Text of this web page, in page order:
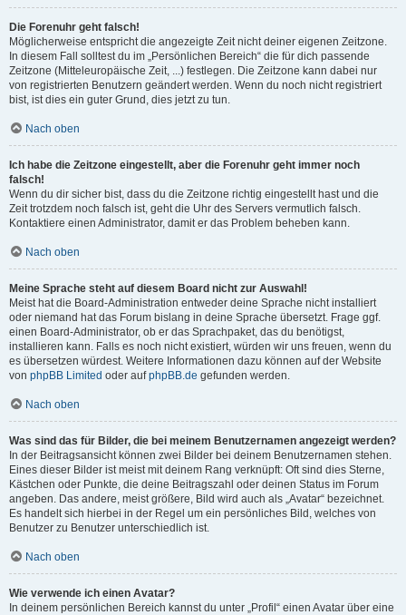
Die Forenuhr geht falsch!
Möglicherweise entspricht die angezeigte Zeit nicht deiner eigenen Zeitzone.
In diesem Fall solltest du im „Persönlichen Bereich“ die für dich passende
Zeitzone (Mitteleuropäische Zeit, ...) festlegen. Die Zeitzone kann dabei nur
von registrierten Benutzern geändert werden. Wenn du noch nicht registriert
bist, ist dies ein guter Grund, dies jetzt zu tun.
Nach oben
Ich habe die Zeitzone eingestellt, aber die Forenuhr geht immer noch
falsch!
Wenn du dir sicher bist, dass du die Zeitzone richtig eingestellt hast und die
Zeit trotzdem noch falsch ist, geht die Uhr des Servers vermutlich falsch.
Kontaktiere einen Administrator, damit er das Problem beheben kann.
Nach oben
Meine Sprache steht auf diesem Board nicht zur Auswahl!
Meist hat die Board-Administration entweder deine Sprache nicht installiert
oder niemand hat das Forum bislang in deine Sprache übersetzt. Frage ggf.
einen Board-Administrator, ob er das Sprachpaket, das du benötigst,
installieren kann. Falls es noch nicht existiert, würden wir uns freuen, wenn du
es übersetzen würdest. Weitere Informationen dazu können auf der Website
von phpBB Limited oder aufphpBB.de gefunden werden.
Nach oben
Was sind das für Bilder, die bei meinem Benutzernamen angezeigt werden?
In der Beitragsansicht können zwei Bilder bei deinem Benutzernamen stehen.
Eines dieser Bilder ist meist mit deinem Rang verknüpft: Oft sind dies Sterne,
Kästchen oder Punkte, die deine Beitragszahl oder deinen Status im Forum
angeben. Das andere, meist größere, Bild wird auch als „Avatar“ bezeichnet.
Es handelt sich hierbei in der Regel um ein persönliches Bild, welches von
Benutzer zu Benutzer unterschiedlich ist.
Nach oben
Wie verwende ich einen Avatar?
In deinem persönlichen Bereich kannst du unter „Profil“ einen Avatar über eine